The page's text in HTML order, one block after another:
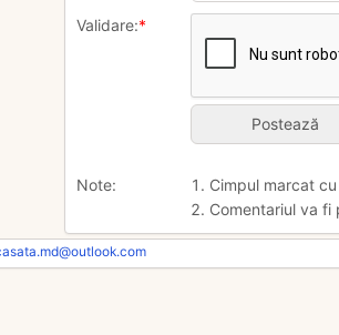
Validare:*
Note:
1. Cimpul marcat
2. Comentariul va